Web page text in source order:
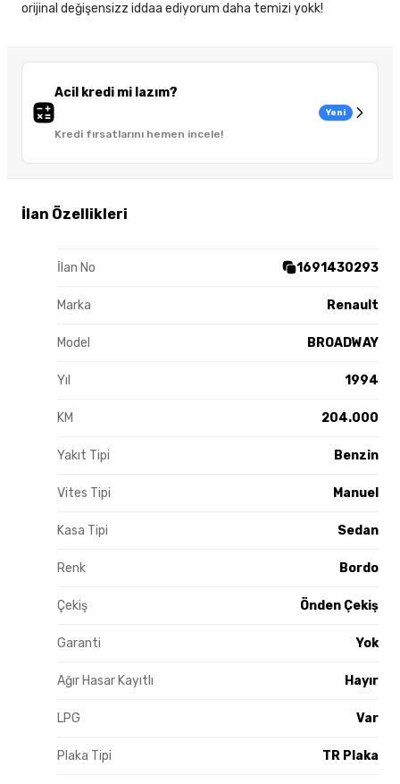
Acil kredi mi lazım?
Kredi fırsatlarını hemen incele!
Yeni
İlan Özellikleri
İlan No 1691430293
Marka Renault
Model BROADWAY
Yıl 1994
KM 204.000
Yakıt Tipi Benzin
Vites Tipi Manuel
Kasa Tipi Sedan
Renk Bordo
Çekiş Önden Çekiş
Garanti Yok
Ağır Hasar Kayıtlı Hayır
LPG Var
Plaka Tipi TR Plaka
orijinal değişensizz iddaa ediyorum daha temizi yokk!